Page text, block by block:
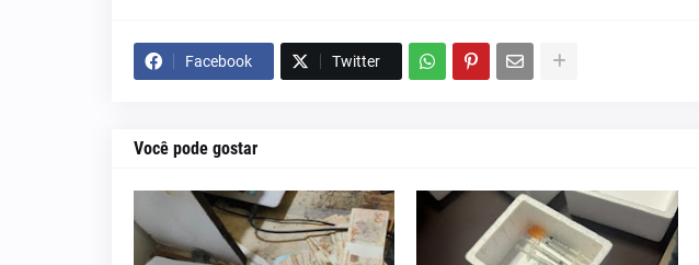
Facebook Twitter
Você pode gostar